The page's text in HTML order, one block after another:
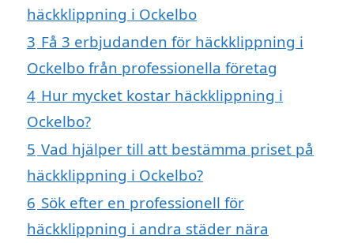
häckklippning i Ockelbo
3 Få 3 erbjudanden för häckklippning i
Ockelbo från professionella företag
4 Hur mycket kostar häckklippning i
Ockelbo?
5 Vad hjälper till att bestämma priset på
häckklippning i Ockelbo?
6 Sök efter en professionell för
häckklippning i andra städer nära